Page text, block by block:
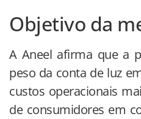
Objetivo da
A Aneel afirma que a
peso da conta de luz
custos operacionais
de consumidores em